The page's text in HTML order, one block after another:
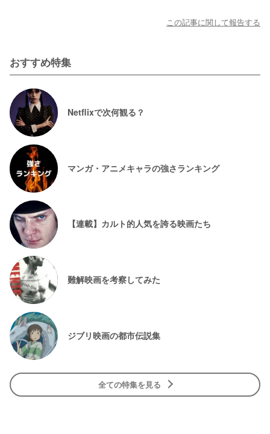
この記事に関して報告する
おすすめ特集
Netflixで次何観る？
マンガ・アニメキャラの強さランキング
【連載】カルト的人気を誇る映画たち
難解映画を考察してみた
ジブリ映画の都市伝説集
全ての特集を見る